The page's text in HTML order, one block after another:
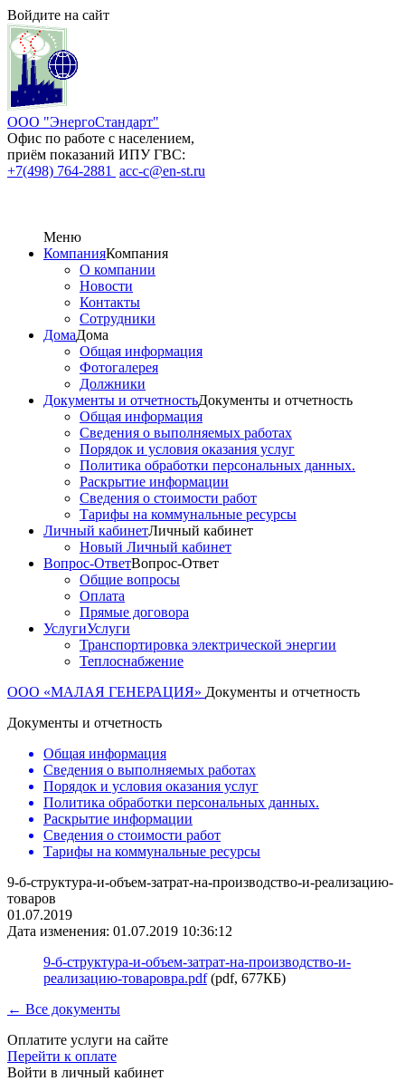
Войдите на сайт
ООО "ЭнергоСтандарт"
Офис по работе с населением,
приём показаний ИПУ ГВС:
+7(498) 764-2881
acc-c@en-st.ru
Меню
КомпанияКомпания
О компании
Новости
Контакты
Сотрудники
ДомаДома
Общая информация
Фотогалерея
Должники
Документы и отчетностьДокументы и отчетность
Общая информация
Сведения о выполняемых работах
Порядок и условия оказания услуг
Политика обработки персональных данных.
Раскрытие информации
Сведения о стоимости работ
Тарифы на коммунальные ресурсы
Личный кабинетЛичный кабинет
Новый Личный кабинет
Вопрос-ОтветВопрос-Ответ
Общие вопросы
Оплата
Прямые договора
УслугиУслуги
Транспортировка электрической энергии
Теплоснабжение
ООО «МАЛАЯ ГЕНЕРАЦИЯ» Документы и отчетность
Документы и отчетность
Общая информация
Сведения о выполняемых работах
Порядок и условия оказания услуг
Политика обработки персональных данных.
Раскрытие информации
Сведения о стоимости работ
Тарифы на коммунальные ресурсы
9-б-структура-и-объем-затрат-на-производство-и-реализацию-
товаров
01.07.2019
Дата изменения: 01.07.2019 10:36:12
9-б-структура-и-объем-затрат-на-производство-и-
реализацию-товаровра.pdf(pdf, 677КБ)
← Все документы
Оплатите услуги на сайте
Перейти к оплате
Войти в личный кабинет